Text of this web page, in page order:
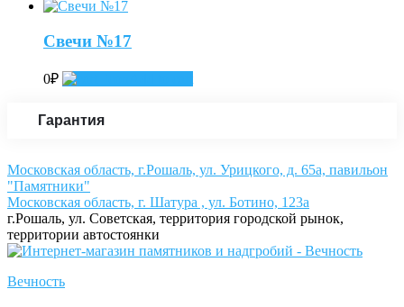
Свечи №17
0₽
Гарантия
Московская область, г.Рошаль, ул. Урицкого, д. 65а, павильон
"Памятники"
Московская область, г. Шатура , ул. Ботино, 123а
г.Рошаль, ул. Советская, территория городской рынок,
территории автостоянки
Вечность